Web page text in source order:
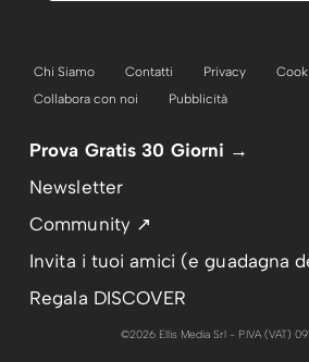
Chi Siamo Contatti Privacy
Collabora con noi
Pubblicità
Prova Gratis 30 Giorni →
Newsletter
Community ↗
Invita i tuoi amici (e guadagna
Regala DISCOVER
©2026 Ellis Media Srl - P.IVA (VAT)